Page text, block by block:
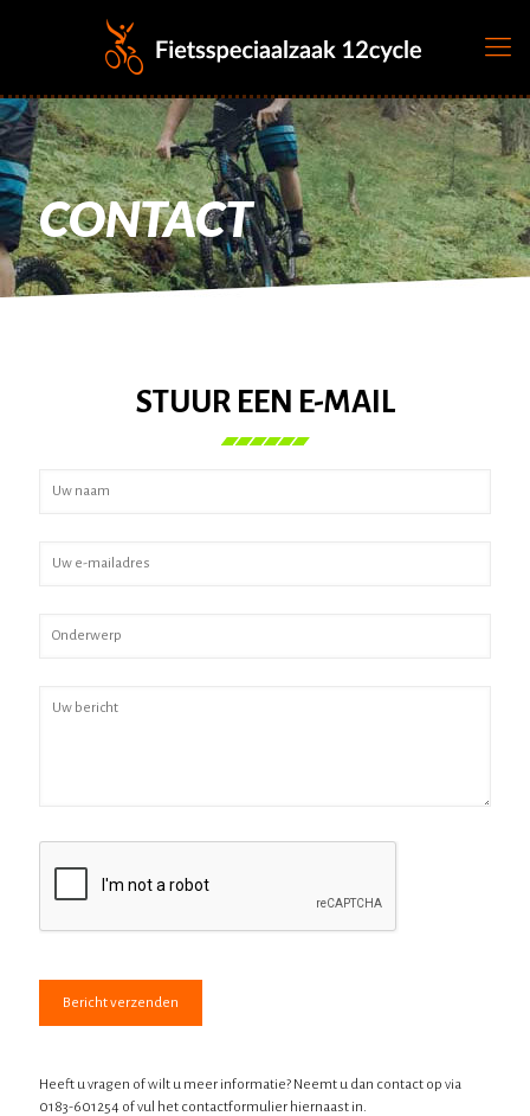
CONTACT
STUUR EEN E-MAIL
Heeft u vragen of wilt u meer informatie? Neemt u dan contact op via
0183-601254 of vul het contactformulier hiernaast in.